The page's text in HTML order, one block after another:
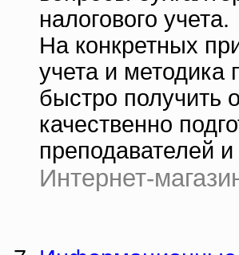
налогового учета.
На конкретных
учета и методика
быстро получить
качественно
преподавателей
Интернет-